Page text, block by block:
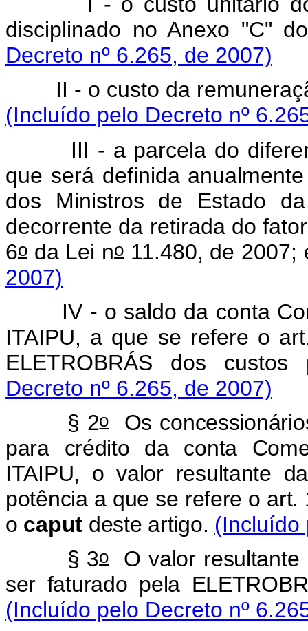
disciplinado no Anexo "C"
Decreto nº 6.265, de 2007)
II - o custo da
(Incluído pelo Decreto nº
III - a parcela do
que será definida
dos Ministros de Estado
decorrente da retirada do
6o da Lei no 11.480, de
2007)
IV - o saldo da conta
ITAIPU, a que se refere o
ELETROBRÁS dos
Decreto nº 6.265, de 2007)
§ 2oOs
para crédito da conta
ITAIPU, o valor resultante
potência a que se refere o
o caput deste artigo. (Incluído
§ 3oO valor resultante
ser faturado pela
(Incluído pelo Decreto nº